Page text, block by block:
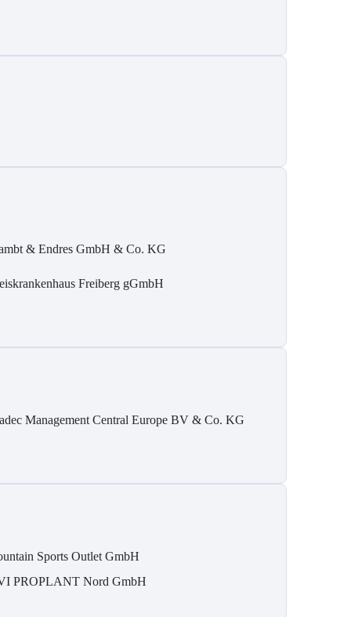
& Endres GmbH & Co. KG
Freiberg gGmbH
Management Central Europe BV & Co. KG
Sports Outlet GmbH
PROPLANT Nord GmbH